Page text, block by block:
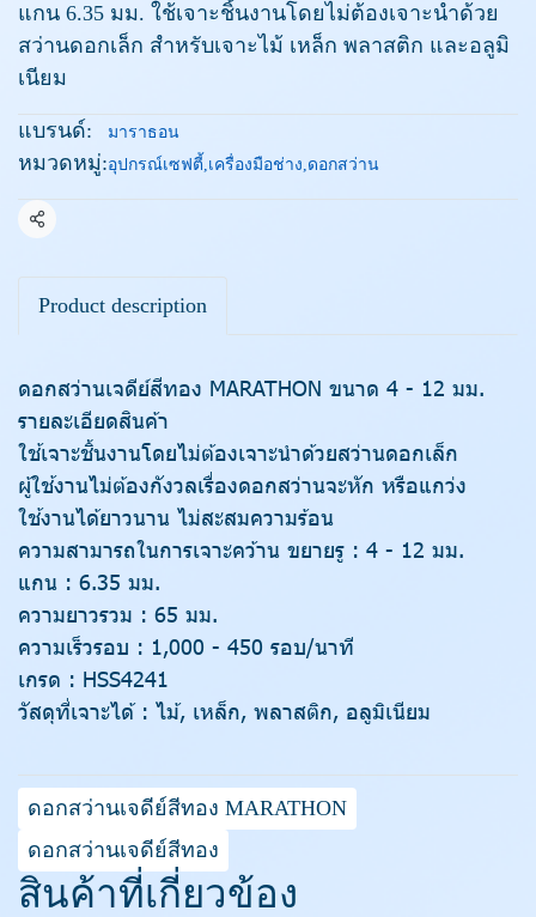
แกน 6.35 มม. ใช้เจาะชิ้นงานโดยไม่ต้องเจาะนำด้วย
สว่านดอกเล็ก สำหรับเจาะไม้ เหล็ก พลาสติก และอลูมิ
เนียม
แบรนด์: มาราธอน
หมวดหมู่:อุปกรณ์เซฟตี้,เครื่องมือช่าง,ดอกสว่าน
แชร์
Product description
ดอกสว่านเจดีย์สีทอง MARATHON ขนาด 4 - 12 มม.
รายละเอียดสินค้า
ใช้เจาะชิ้นงานโดยไม่ต้องเจาะนำด้วยสว่านดอกเล็ก
ผู้ใช้งานไม่ต้องกังวลเรื่องดอกสว่านจะหัก หรือแกว่ง
ใช้งานได้ยาวนาน ไม่สะสมความร้อน
ความสามารถในการเจาะคว้าน ขยายรู : 4 - 12 มม.
แกน : 6.35 มม.
ความยาวรวม : 65 มม.
ความเร็วรอบ : 1,000 - 450 รอบ/นาที
เกรด : HSS4241
วัสดุที่เจาะได้ : ไม้, เหล็ก, พลาสติก, อลูมิเนียม
ดอกสว่านเจดีย์สีทอง MARATHON
ดอกสว่านเจดีย์สีทอง
สินค้าที่เกี่ยวข้อง